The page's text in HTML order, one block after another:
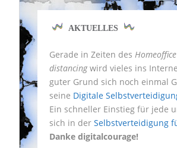
AKTUELLES
Gerade in Zeiten des Homeoffice
distancingwird vieles ins
guter Grund sich noch einmal
seine Digitale
Ein schneller Einstieg für jede
sich in der Selbstverteidigung
Danke digitalcourage!